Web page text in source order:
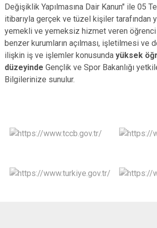
Değişiklik Yapılmasına Dair Kanun" ile 05
itibarıyla gerçek ve tüzel kişiler tarafından
yemekli ve yemeksiz hizmet veren öğrenci
benzer kurumların açılması, işletilmesi ve
ilişkin iş ve işlemler konusunda yüksek
düzeyinde Gençlik ve Spor Bakanlığı
Bilgilerinize sunulur.